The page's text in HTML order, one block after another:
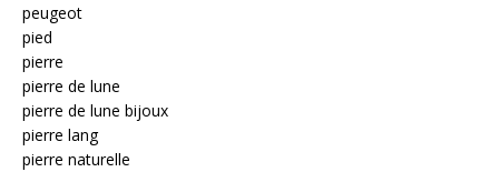
peugeot
pied
pierre
pierre de lune
pierre de lune bijoux
pierre lang
pierre naturelle